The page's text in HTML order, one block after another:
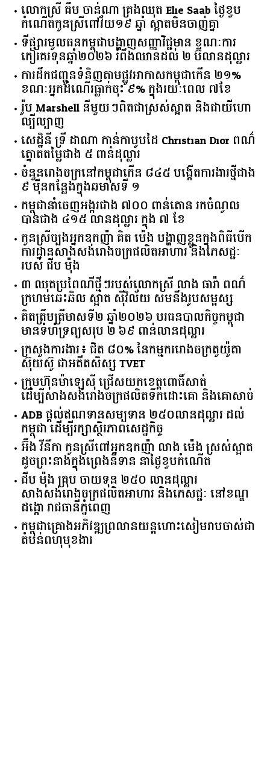
លោកស្រី គឹម ចាន់ណា គ្រងឈុត Elie Saab ថ្ងៃខួប
កំណើតកូនស្រីពៅវ័យ១៩ ឆ្នាំ ស្អាតមិនចាញ់គ្នា
ទីផ្សារ​មូលធន​កម្ពុជា​បង្ហាញ​សញ្ញា​វិជ្ជមាន​ ​ខណៈ​ការ​
កៀរគរ​ទុន​ឆ្នាំ​២០២៦​ ​រំពឹង​ឈានដល់​ ​២​ ​ប៊ីលាន​ដុល្លារ​
ការដឹកជញ្ជូនទំនិញតាមផ្លូវអាកាសកម្ពុជាកើន ២១%
ខណៈអ្នកដំណើរធ្លាក់ចុះ ៩% ក្នុងរយៈពេល ៧ខែ
រ៉ូប Marshell នីមួយៗពិតជាស្រស់ស្អាត និងជាយីហោ
ល្បីល្បាញ
សេដ្ឋិនី ទ្រី ដាណា កាន់កាបូបដៃ Christian Dior ពណ៌
ត្នោតតម្លៃជាង ៥ ពាន់ដុល្លារ
ចំនួន​រោងចក្រ​នៅ​កម្ពុជា​កើន​ ​៨៤៥​ ​បង្កើត​ការងារ​ថ្មី​ជាង​
​៩​ ​ម៉ឺន​កន្លែង​ក្នុង​ឆមាស​ទី ​១​
កម្ពុជានាំចេញអង្ករជាង ៧០០ ពាន់តោន រកចំណូល
បានជាង ៤១៥ លានដុល្លារ ក្នុង ៧ ខែ
កូនស្រីច្បងអ្នកឧកញ៉ា គិត ម៉េង បង្ហាញខ្លួនក្នុងពិធីបើក
ការដ្ឋានសាងសង់រោងចក្រផលិតអាហារ និងភេសជ្ជៈ
របស់ ជីប ម៉ុង
៣ ឈុតប្រពៃណីថ្មីៗរបស់លោកស្រី លាង ធារ៉ា ពណ៌
ក្រហមឆេះឆិល ស្អាត ​ស៊ីវិល័យ សមនឹងរូបសម្ផស្ស
គិត​ត្រឹមត្រីមាស​ទី​២​ ​ឆ្នាំ​២០២៦​ បរធន​បាលកិច្ច​កម្ពុជា​ ​
មាន​ទំហំ​ទ្រព្យ​សរុប​ ​២.៦៩​ ​ពាន់លាន​ដុល្លារ​
ក្រសួង​ការងារ​៖ ​ជិត​ ​៨០​% ​នៃ​កម្មករ​រោងចក្រ​តូយ៉ូតា ​
ស៊ុយ​ស៊ូ ​ជា​អតីត​សិស្ស​ ​TVET​
ក្រុមហ៊ុន​ម៉ាឡេស៊ី ជ្រើសយកខេត្ដពោធិ៍សាត់
ដើម្បីសាងសង់រោងចក្រផលិតទឹកដោះគោ និងគោសាច់
ADB ផ្តល់ឥណទានសម្បទាន ២៥០លានដុល្លារ ដល់
កម្ពុជា ដើម្បីរក្សាស្ថិរភាពសេដ្ឋកិច្ច
អ៊ឹង វីនីកា កូនស្រីពៅអ្នកឧកញ៉ា លាង ម៉េង ស្រស់ស្អាត
ដូចព្រះនាងក្នុងព្រេងនិទាន នាថ្ងៃខួបកំណើត
ជីប ម៉ុង គ្រុប ចាយទុន ២៥០ លានដុល្លារ
សាងសង់រោងចក្រផលិតអាហារ និងភេសជ្ជៈ នៅខណ្ឌ
ដង្កោ រាជធានីភ្នំពេញ
កម្ពុជា​គ្រោង​អភិវឌ្ឍ​ព្រលានយន្តហោះ​សៀមរាប​ចាស់​ជា​
តំបន់​ពហុ​មុខងារ​